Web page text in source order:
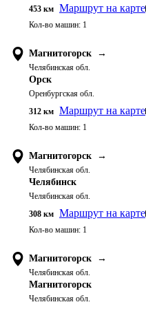
453 км Маршрут на карте
Кол-во машин: 1
Магнитогорск →
Челябинская обл.
Орск
Оренбургская обл.
312 км Маршрут на карте
Кол-во машин: 1
Магнитогорск →
Челябинская обл.
Челябинск
Челябинская обл.
308 км Маршрут на карте
Кол-во машин: 1
Магнитогорск →
Челябинская обл.
Магнитогорск
Челябинская обл.